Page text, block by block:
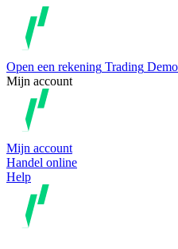
Open een rekening Trading Demo
Mijn account
Mijn account
Handel online
Help